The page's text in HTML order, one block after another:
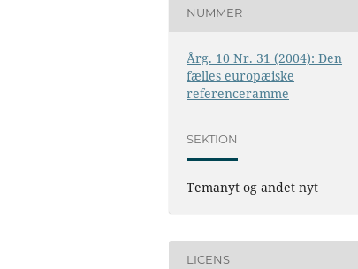
NUMMER
Årg. 10 Nr. 31 (2004): Den
fælles europæiske
referenceramme
SEKTION
Temanyt og andet nyt
LICENS